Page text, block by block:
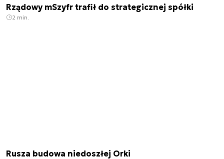
Rządowy mSzyfr trafił do strategicznej spółki
2 min.
Rusza budowa niedoszłej Orki